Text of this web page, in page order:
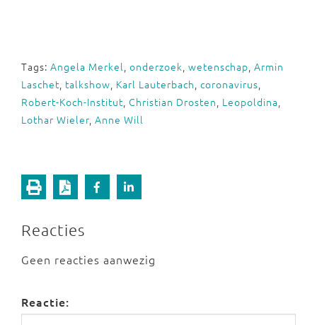
Tags: Angela Merkel, onderzoek, wetenschap, Armin
Laschet, talkshow, Karl Lauterbach, coronavirus,
Robert-Koch-Institut, Christian Drosten, Leopoldina,
Lothar Wieler, Anne Will
Reacties
Geen reacties aanwezig
Reactie: